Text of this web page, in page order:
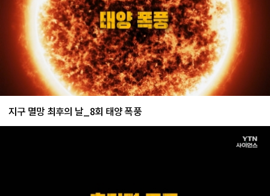
지구 멸망 최후의 날_8회 태양 폭풍